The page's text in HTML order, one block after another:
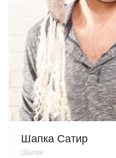
Шапка Сатир
Шапки